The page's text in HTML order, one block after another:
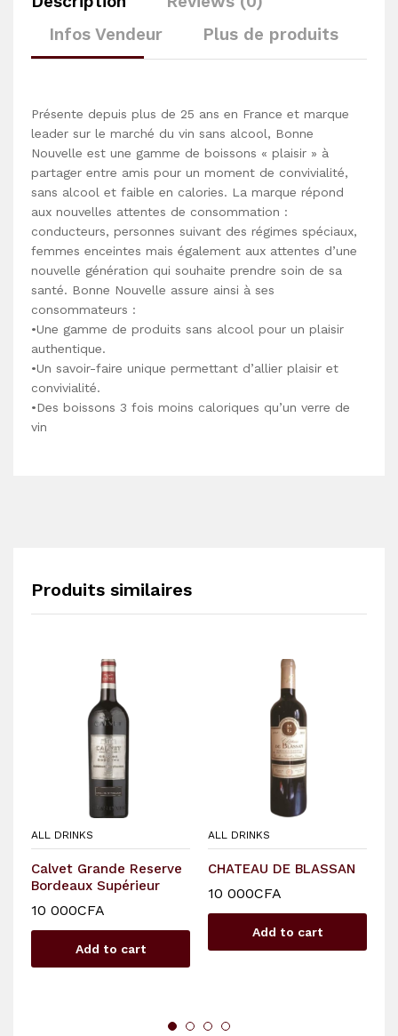
Infos Vendeur
Plus de produits
Présente depuis plus de 25 ans en France et marque
leader sur le marché du vin sans alcool, Bonne
Nouvelle est une gamme de boissons « plaisir » à
partager entre amis pour un moment de convivialité,
sans alcool et faible en calories. La marque répond
aux nouvelles attentes de consommation :
conducteurs, personnes suivant des régimes spéciaux,
femmes enceintes mais également aux attentes d’une
nouvelle génération qui souhaite prendre soin de sa
santé. Bonne Nouvelle assure ainsi à ses
consommateurs :
•Une gamme de produits sans alcool pour un plaisir
authentique.
•Un savoir-faire unique permettant d’allier plaisir et
convivialité.
•Des boissons 3 fois moins caloriques qu’un verre de
vin
Produits similaires
ALL DRINKS
Calvet Grande Reserve
Bordeaux Supérieur
10 000CFA
Add to cart
ALL DRINKS
CHATEAU DE BLASSAN
10 000CFA
Add to cart